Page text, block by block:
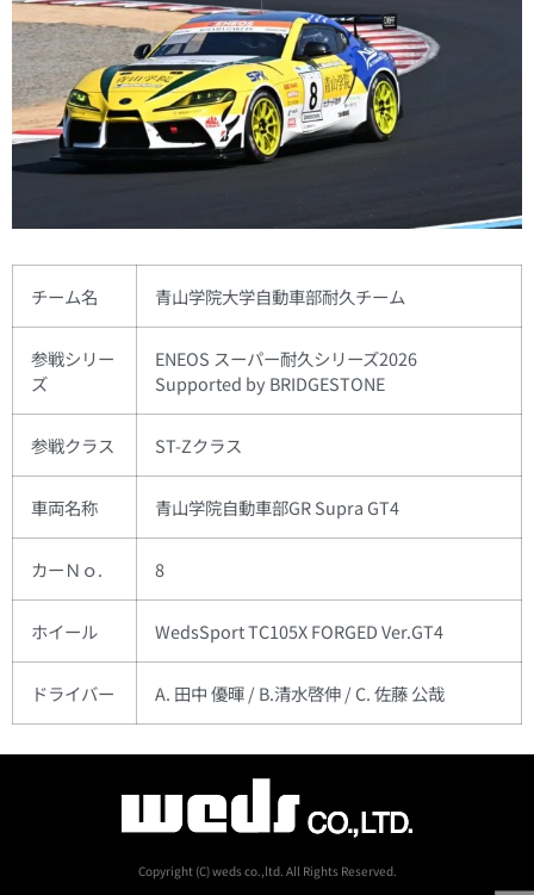
チーム名 青山学院大学自動車部耐久チーム
参戦シリー
ズ
ENEOS スーパー耐久シリーズ2026
Supported by BRIDGESTONE
参戦クラス ST-Zクラス
車両名称 青山学院自動車部GR Supra GT4
カーＮｏ. 8
ホイール WedsSport TC105X FORGED Ver.GT4
ドライバー A. 田中 優暉 / B.清水啓伸 / C. 佐藤 公哉
Copyright (C) weds co.,ltd. All Rights Reserved.